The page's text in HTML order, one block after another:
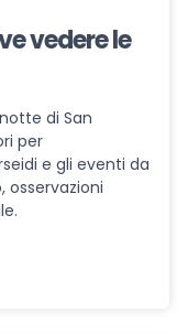
vedere le
di San
per
e gli eventi da
osservazioni